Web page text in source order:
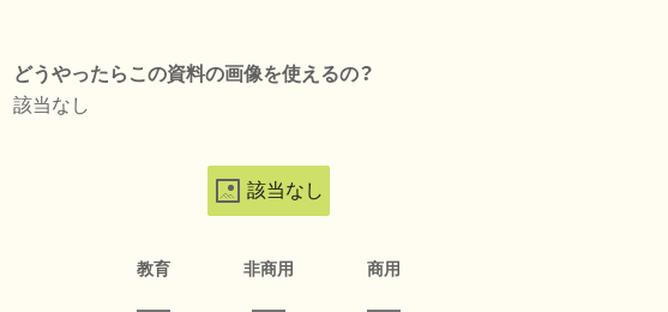
どうやったらこの資料の画像を使えるの？
該当なし
該当なし
教育 非商用 商用